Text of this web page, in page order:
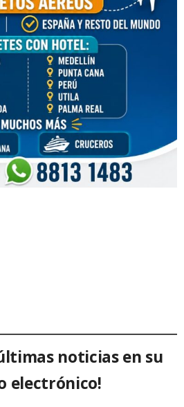
noticias en su
electrónico!